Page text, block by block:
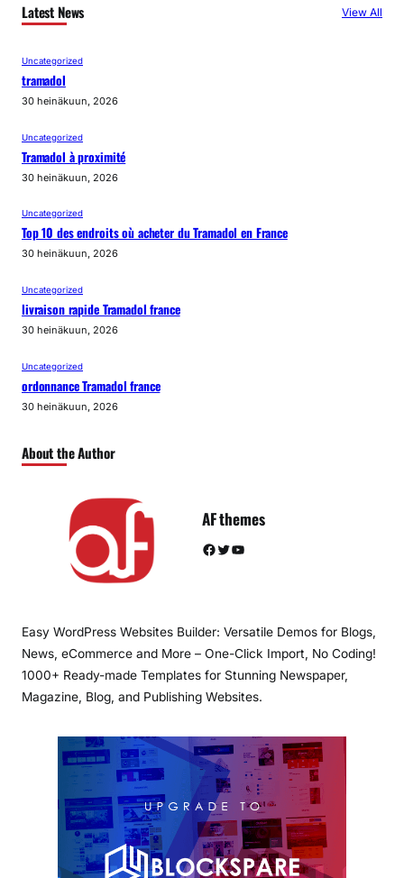
Latest News View All
Uncategorized
tramadol
30 heinäkuun, 2026
Uncategorized
Tramadol à proximité
30 heinäkuun, 2026
Uncategorized
Top 10 des endroits où acheter du Tramadol en France
30 heinäkuun, 2026
Uncategorized
livraison rapide Tramadol france
30 heinäkuun, 2026
Uncategorized
ordonnance Tramadol france
30 heinäkuun, 2026
About the Author
AF themes
Facebook Twitter YouTube
Easy WordPress Websites Builder: Versatile Demos for Blogs,
News, eCommerce and More – One-Click Import, No Coding!
1000+ Ready-made Templates for Stunning Newspaper,
Magazine, Blog, and Publishing Websites.